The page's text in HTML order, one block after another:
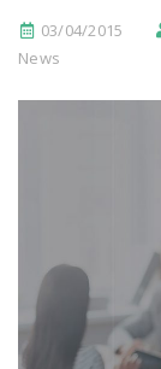
03/04/2015
News